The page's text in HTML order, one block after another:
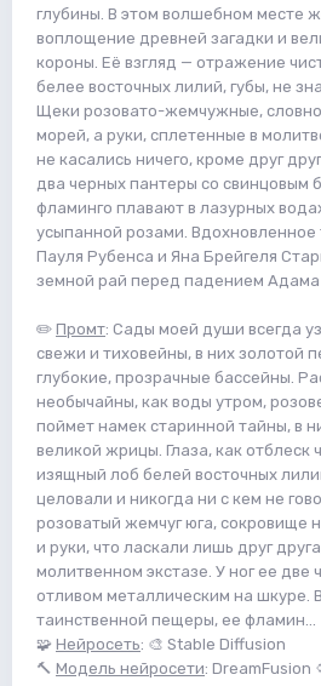
глубины. В этом волшебном месте
воплощение древней загадки и
короны. Её взгляд — отражение
белее восточных лилий, губы, не
Щеки розовато-жемчужные,
морей, а руки, сплетенные в
не касались ничего, кроме друг
два черных пантеры со свинцовым
фламинго плавают в лазурных
усыпанной розами. Вдохновленное
Пауля Рубенса и Яна Брейгеля
земной рай перед падением Адама
✏️ Промт: Сады моей души всегда
свежи и тиховейны, в них золотой
глубокие, прозрачные бассейны.
необычайны, как воды утром,
поймет намек старинной тайны, в
великой жрицы. Глаза, как отблеск
изящный лоб белей восточных
целовали и никогда ни с кем не
розоватый жемчуг юга, сокровище
и руки, что ласкали лишь друг
молитвенном экстазе. У ног ее две
отливом металлическим на шкуре.
таинственной пещеры, ее фламин...
🧩 Нейросеть: 🎨 Stable Diffusion
🔨 Модель нейросети: DreamFusion